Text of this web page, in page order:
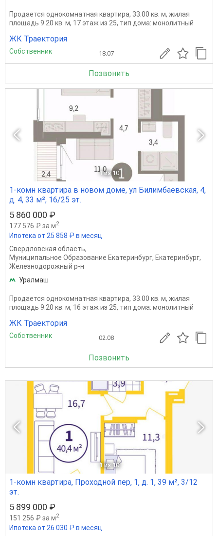
Продается однокомнатная квартира, 33.00 кв. м, жилая
площадь 9.20 кв. м, 17 этаж из 25, тип дома: монолитный
ЖК Траектория
Собственник 18.07
Позвонить
1 из 10
1-комн квартира в новом доме, ул Билимбаевская, 4,
д. 4, 33 м², 16/25 эт.
5 860 000 ₽
177 576 ₽ за м2
Ипотека от 25 858 ₽ в месяц
Свердловская область,
Муниципальное Образование Екатеринбург, Екатеринбург,
Железнодорожный р-н
Уралмаш
Продается однокомнатная квартира, 33.00 кв. м, жилая
площадь 9.20 кв. м, 16 этаж из 25, тип дома: монолитный
ЖК Траектория
Собственник 02.08
Позвонить
1 из 10
1-комн квартира, Проходной пер, 1, д. 1, 39 м², 3/12
эт.
5 899 000 ₽
151 256 ₽ за м2
Ипотека от 26 030 ₽ в месяц